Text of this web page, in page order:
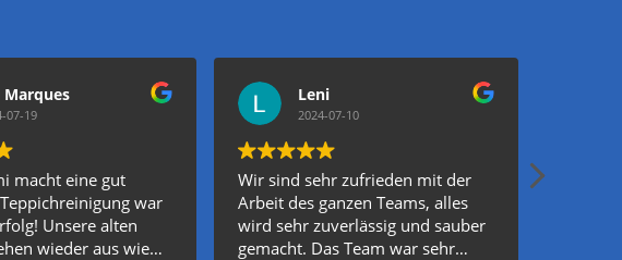
Marques
07-19
macht eine gut
war
Unsere alten
wieder aus wie
Leni
2024-07-10
Wir sind sehr zufrieden mit der
Arbeit des ganzen Teams, alles
wird sehr zuverlässig und sauber
gemacht. Das Team war sehr